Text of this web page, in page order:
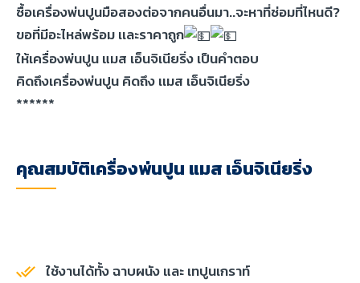
ซื้อเครื่องพ่นปูนมือสองต่อจากคนอื่นมา..จะหาที่ซ่อมที่ไหนดี?
ขอที่มีอะไหล่พร้อม เเละราคาถูก
ให้เครื่องพ่นปูน แมส เอ็นจิเนียริ่ง เป็นคำตอบ
คิดถึงเครื่องพ่นปูน คิดถึง เเมส เอ็นจิเนียริ่ง
******
คุณสมบัติเครื่องพ่นปูน แมส เอ็นจิเนียริ่ง
ใช้งานได้ทั้ง ฉาบผนัง และ เทปูนเกราท์